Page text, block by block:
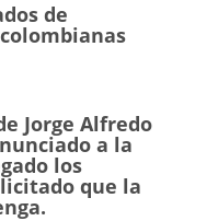
de
Jorge Alfredo
a la
los
que la